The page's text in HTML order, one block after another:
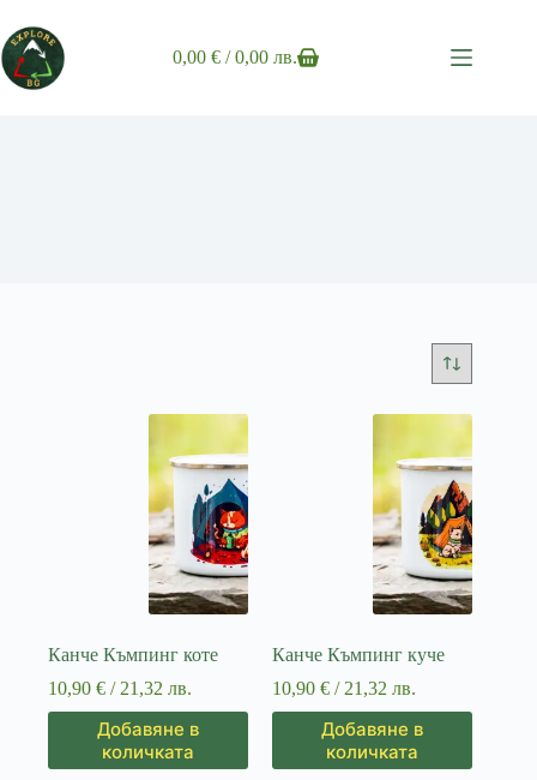
to
content
Shopping
0,00€ / 0,00 лв.
Канче Къмпинг коте
10,90 € / 21,32 лв.
Добавяне в
количката
Канче Къмпинг куче
10,90€ / 21,32 лв.
Добавяне в
количката